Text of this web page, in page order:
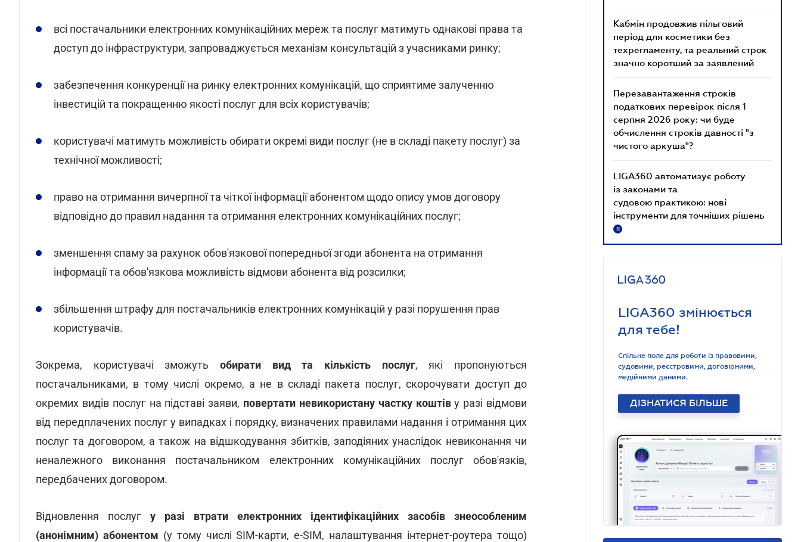
всі постачальники електронних комунікаційних мереж та послуг матимуть однакові права та
доступ до інфраструктури, запроваджується механізм консультацій з учасниками ринку;
забезпечення конкуренції на ринку електронних комунікацій, що сприятиме залученню
інвестицій та покращенню якості послуг для всіх користувачів;
користувачі матимуть можливість обирати окремі види послуг (не в складі пакету послуг) за
технічної можливості;
право на отримання вичерпної та чіткої інформації абонентом щодо опису умов договору
відповідно до правил надання та отримання електронних комунікаційних послуг;
зменшення спаму за рахунок обов'язкової попередньої згоди абонента на отримання
інформації та обов'язкова можливість відмови абонента від розсилки;
збільшення штрафу для постачальників електронних комунікацій у разі порушення прав
користувачів.
Зокрема, користувачі зможуть обирати вид та кількість послуг, які пропонуються
постачальниками, в тому числі окремо, а не в складі пакета послуг, скорочувати доступ до
окремих видів послуг на підставі заяви, повертати невикористану частку коштіву разі відмови
від передплачених послуг у випадках і порядку, визначених правилами надання і отримання цих
послуг та договором, а також на відшкодування збитків, заподіяних унаслідок невиконання чи
неналежного виконання постачальником електронних комунікаційних послуг обов'язків,
передбачених договором.
Відновлення послуг у разі втрати електронних ідентифікаційних засобів знеособленим
(анонімним) абонентом (у тому числі SІМ-карти, е-SІМ, налаштування інтернет-роутера тощо)
Кабмін продовжив пільговий
період для косметики без
техрегламенту, та реальний строк
значно коротший за заявлений
Перезавантаження строків
податкових перевірок після 1
серпня 2026 року: чи буде
обчислення строків давності "з
чистого аркуша"?
LIGA360 автоматизує роботу
із законами та
судовою практикою: нові
інструменти для точніших рішень
R
LIGA360 змінюється
для тебе!
Спільне поле для роботи із правовими,
судовими, реєстровими, договірними,
медійними даними.
ДІЗНАТИСЯ БІЛЬШЕ